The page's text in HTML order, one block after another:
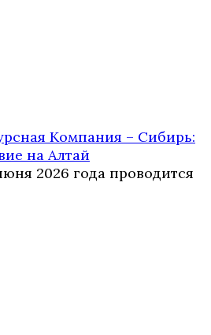
Компания – Сибирь:
на Алтай
2026 года проводится